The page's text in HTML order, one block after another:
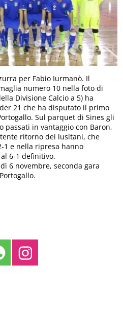
per Fabio Iurmanò. Il
numero 10 nella foto di
Divisione Calcio a 5) ha
21 che ha disputato il primo
Sul parquet di Sines gli
passati in vantaggio con Baron,
ritorno dei lusitani, che
1 e nella ripresa hanno
6-1 definitivo.
6 novembre, seconda gara